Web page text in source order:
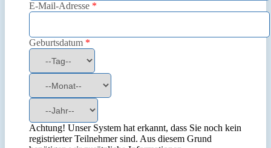
E-Mail-Adresse *
Geburtsdatum *
Achtung! Unser System hat erkannt, dass Sie noch kein
registrierter Teilnehmer sind. Aus diesem Grund